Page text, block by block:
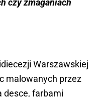
czy zmaganiach
Warszawskiej
malowanych przez
desce, farbami